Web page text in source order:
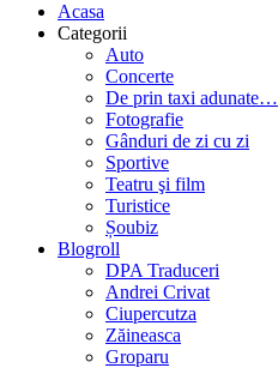
Acasa
Categorii
Auto
Concerte
De prin taxi adunate…
Fotografie
Gânduri de zi cu zi
Sportive
Teatru şi film
Turistice
Șoubiz
Blogroll
DPA Traduceri
Andrei Crivat
Ciupercutza
Zăineasca
Groparu